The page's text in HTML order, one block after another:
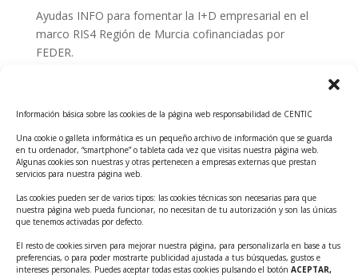
Información básica sobre las cookies de la página web responsabilidad de CENTIC
Una cookie o galleta informática es un pequeño archivo de información que se guarda
en tu ordenador, “smartphone” o tableta cada vez que visitas nuestra página web.
Algunas cookies son nuestras y otras pertenecen a empresas externas que prestan
servicios para nuestra página web.
Las cookies pueden ser de varios tipos: las cookies técnicas son necesarias para que
nuestra página web pueda funcionar, no necesitan de tu autorización y son las únicas
que tenemos activadas por defecto.
El resto de cookies sirven para mejorar nuestra página, para personalizarla en base a tus
preferencias, o para poder mostrarte publicidad ajustada a tus búsquedas, gustos e
intereses personales. Puedes aceptar todas estas cookies pulsando el botón ACEPTAR,
Ayudas INFO para fomentar la I+D empresarial en el
marco RIS4 Región de Murcia cofinanciadas por
FEDER.
Tecnológicos 2ª ed.
Ayudas INFO para el apoyo a las empresas
innovadoras con potencial tecnológico y escalables
Convocatoria Cheque de Innovación. Ayudas INFO
para la contratación de servicios de Innovación y
Competitividad
Cheque Inversión del INFO. Ayudas para la
contratación de servicios de Innovación y